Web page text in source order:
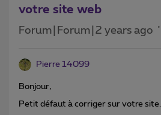
votre site web
Forum|Forum|2 years ago
Pierre 14099
Bonjour,
Petit défaut à corriger sur votre site…